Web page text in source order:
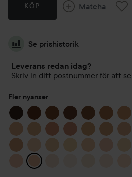
KÖP Matcha
Se prishistorik
Leverans redan idag?
Skriv in ditt postnummer för att se
Fler nyanser